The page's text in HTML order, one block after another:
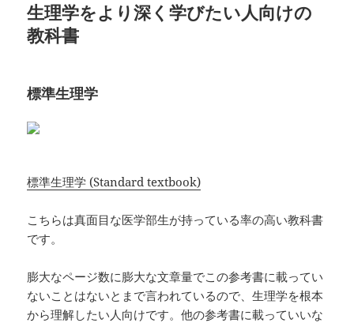
生理学をより深く学びたい人向けの
教科書
標準生理学
標準生理学 (Standard textbook)
こちらは真面目な医学部生が持っている率の高い教科書
です。
膨大なページ数に膨大な文章量でこの参考書に載ってい
ないことはないとまで言われているので、生理学を根本
から理解したい人向けです。他の参考書に載っていいな